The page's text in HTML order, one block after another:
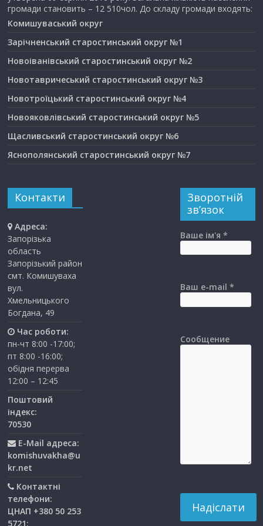
громади становить – 12 510чол. До складу громади входять:
Комишуваський округ
Зарічненський старостинський округ №1
Новоіванівський старостинський округ №2
Новотавричеський старостинський округ №3
Новотроїцький старостинський округ №4
Новояковлівський старостинський округ №5
Щасливський старостинський округ №6
Яснополянський старостинський округ №7
Контакти
Адреса:
Запорізька
область
Запорізький район
смт. Комишуваха
вул.
Хмельницького
Богдана, 49
Час роботи:
пн-чт 8:00 -17:00;
пт 8:00 -16:00;
обідня перерва
12:00 – 12:45
Поштовий
індекс:
70530
E-Mail адреса:
komishuvakha@u
kr.net
Контактні
телефони:
ЦНАП +380 50 253
5721;
Зворотній
зв’язок
Ваше ім'я *
Ваш e-mail *
Сообщение